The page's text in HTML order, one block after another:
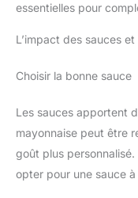
essentielles pour
L’impact des sauces
Choisir la bonne sauce
Les sauces apportent
mayonnaise peut être
goût plus
opter pour une sauce